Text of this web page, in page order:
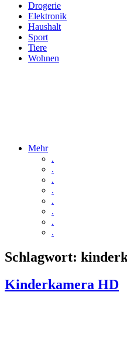
Drogerie
Elektronik
Haushalt
Sport
Tiere
Wohnen
Mehr
.
.
.
.
.
.
.
.
Schlagwort:
Kinderkamera HD